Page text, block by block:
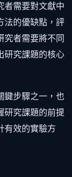
者需要對文獻中
法的優缺點，評
究者需要將不同
研究課題的核心
鍵步驟之一，也
研究課題的前提
有效的實驗方